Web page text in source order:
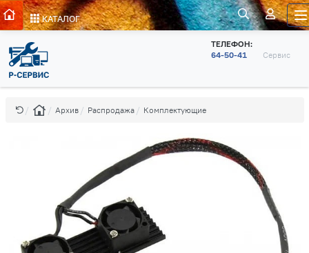
КАТАЛОГ
ТЕЛЕФОН:
64-50-41
Сервис
Архив Распродажа Комплектующие